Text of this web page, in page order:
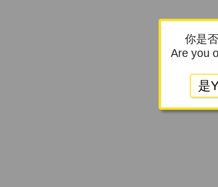
你是
Are you
是